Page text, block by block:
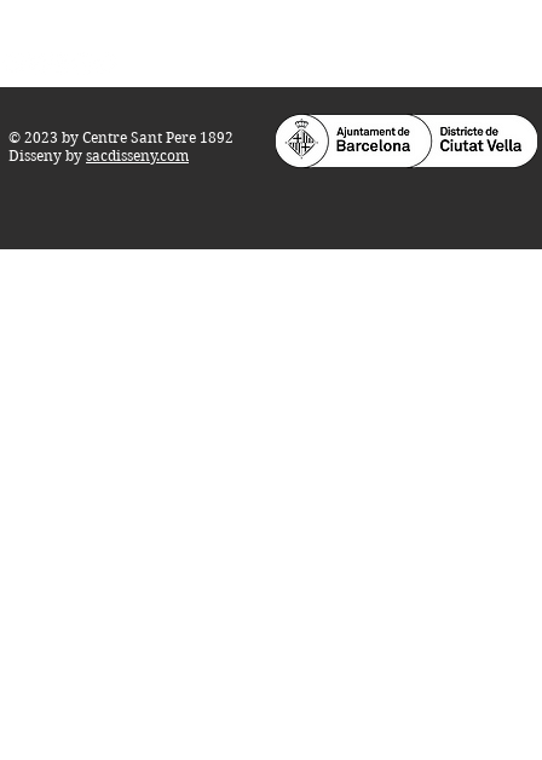
© 2023 by Centre Sant Pere 1892
Disseny by sacdisseny.com